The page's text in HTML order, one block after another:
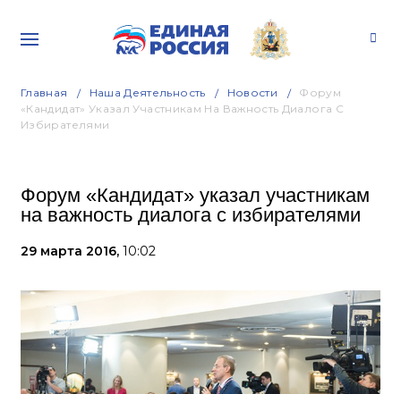
Главная Наша Деятельность Новости
Форум
«Кандидат» Указал Участникам На Важность Диалога С
Избирателями
Форум «Кандидат» указал участникам
на важность диалога с избирателями
29 марта 2016, 10:02